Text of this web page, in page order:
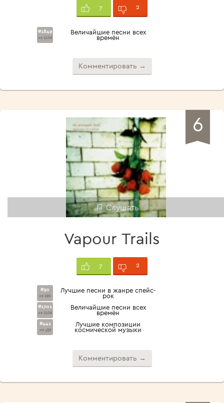
7 2
#1849
из 2106
Величайшие песни всех
времён
Комментировать →
6
Слушать
Vapour Trails
7 2
#30
из 290
Лучшие песни в жанре спейс-
рок
#1701
из 2106
Величайшие песни всех
времён
#441
из 459
Лучшие композиции
космической музыки
Комментировать →